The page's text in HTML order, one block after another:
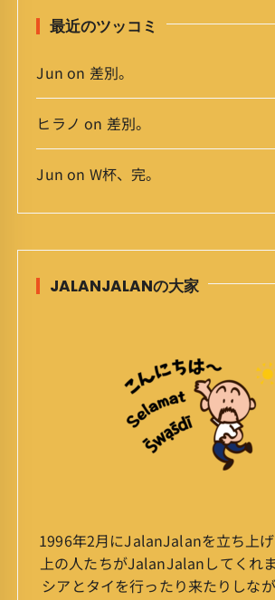
最近のツッコミ
Jun on 差別。
ヒラノ on 差別。
Jun on W杯、完。
JALANJALANの大家
1996年2月にJalanJalanを立ち上
上の人たちがJalanJalanしてくれ
シアとタイを行ったり来たりしな